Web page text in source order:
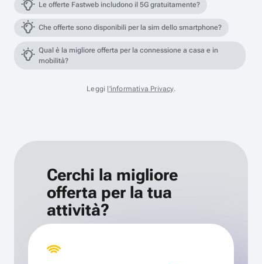
Le offerte Fastweb includono il 5G gratuitamente?
Che offerte sono disponibili per la sim dello smartphone?
Qual è la migliore offerta per la connessione a casa e in
mobilità?
Leggi l'informativa Privacy.
Cerchi la migliore
offerta per la tua
attività?